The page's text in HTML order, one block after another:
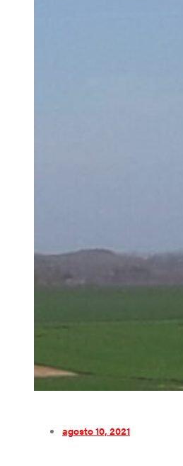
agosto 10, 2021